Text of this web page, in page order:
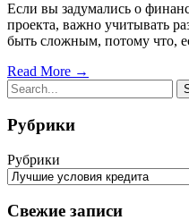
Если вы задумались о
проекта, важно учитывать
быть сложным, потому что,
Read More →
Рубрики
Рубрики
Свежие записи